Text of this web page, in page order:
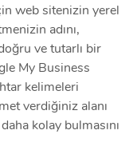
web sitenizin yerel
adını,
ve tutarlı bir
My Business
kelimeleri
verdiğiniz alanı
kolay bulmasını